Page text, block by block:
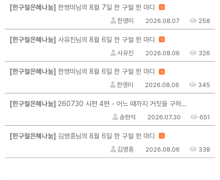
[한구절은혜나눔] 한영미님의 8월 7일 한 구절 한 마디 N
한영미 2026.08.07 258
[한구절은혜나눔] 사유진님의 8월 6일 한 구절 한 마디 N
사유진 2026.08.06 326
[한구절은혜나눔] 한영미님의 8월 6일 한 구절 한 마디 N
한영미 2026.08.06 345
[한구절은혜나눔] 260730 시편 4편 - 어느 때까지 거짓을 구하려는가
송현석 2026.07.30 651
[한구절은혜나눔] 김영종님의 8월 6일 한 구절 한 마디 N
김영종 2026.08.06 338